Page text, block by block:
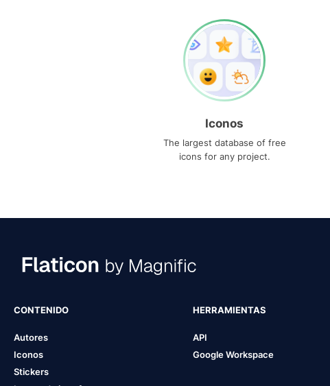
Iconos
The largest database of free
icons for any project.
CONTENIDO
Autores
Iconos
Stickers
HERRAMIENTAS
API
Google Workspace